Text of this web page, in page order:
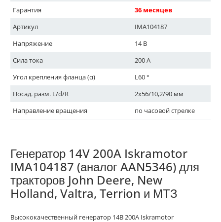
Гарантия
36 месяцев
Артикул
IMA104187
Напряжение
14 В
Сила тока
200 A
Угол крепления фланца (α)
L60 °
Посад. разм. L/d/R
2x56/10,2/90 мм
Направление вращения
по часовой стрелке
Генератор 14V 200A Iskramotor
IMA104187 (аналог AAN5346) для
тракторов John Deere, New
Holland, Valtra, Terrion и МТЗ
Высококачественный генератор 14В 200А Iskramotor